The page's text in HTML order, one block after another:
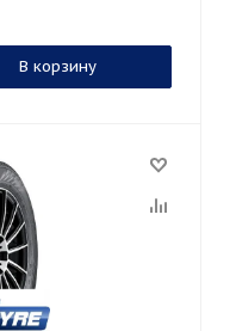
В корзину